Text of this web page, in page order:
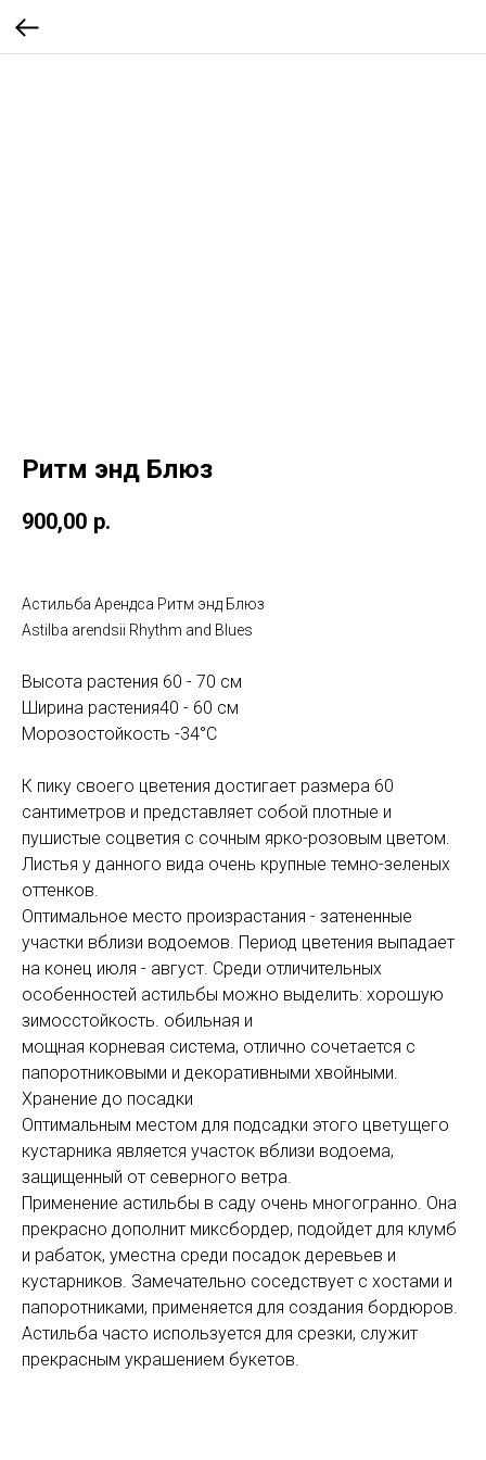
Ритм энд Блюз
900,00 р.
Астильба Арендса Ритм энд Блюз
Astilba arendsii Rhythm and Blues
Высота растения 60 - 70 см
Ширина растения40 - 60 см
Морозостойкость -34°C
К пику своего цветения достигает размера 60
сантиметров и представляет собой плотные и
пушистые соцветия с сочным ярко-розовым цветом.
Листья у данного вида очень крупные темно-зеленых
оттенков.
Оптимальное место произрастания - затененные
участки вблизи водоемов. Период цветения выпадает
на конец июля - август. Среди отличительных
особенностей астильбы можно выделить: хорошую
зимосстойкость. обильная и
мощная корневая система, отлично сочетается с
папоротниковыми и декоративными хвойными.
Хранение до посадки
Оптимальным местом для подсадки этого цветущего
кустарника является участок вблизи водоема,
защищенный от северного ветра.
Применение астильбы в саду очень многогранно. Она
прекрасно дополнит миксбордер, подойдет для клумб
и рабаток, уместна среди посадок деревьев и
кустарников. Замечательно соседствует с хостами и
папоротниками, применяется для создания бордюров.
Астильба часто используется для срезки, служит
прекрасным украшением букетов.